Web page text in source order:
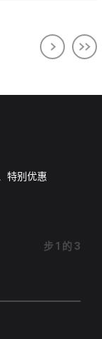
特别优惠
步 1 的 3